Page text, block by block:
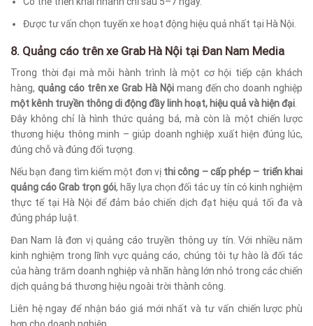
Được tư vấn chọn tuyến xe hoạt động hiệu quả nhất tại Hà Nội.
8. Quảng cáo trên xe Grab Hà Nội tại Đan Nam Media
Trong thời đại mà mỗi hành trình là một cơ hội tiếp cận khách
hàng, quảng cáo trên xe Grab Hà Nộimang đến cho doanh nghiệp
một kênh truyền thông di động đầy linh hoạt, hiệu quả và hiện đại
Đây không chỉ là hình thức quảng bá, mà còn là một chiến lược
thương hiệu thông minh – giúp doanh nghiệp xuất hiện đúng lúc,
đúng chỗ và đúng đối tượng.
Nếu bạn đang tìm kiếm một đơn vị thi công – cấp phép – triển khai
quảng cáo Grab trọn gói, hãy lựa chọn đối tác uy tín có kinh nghiệm
thực tế tại Hà Nội để đảm bảo chiến dịch đạt hiệu quả tối đa và
đúng pháp luật.
Đan Nam là đơn vị quảng cáo truyền thông uy tín. Với nhiều năm
kinh nghiệm trong lĩnh vực quảng cáo, chúng tôi tự hào là đối tác
của hàng trăm doanh nghiệp và nhãn hàng lớn nhỏ trong các chiến
dịch quảng bá thương hiệu ngoài trời thành công.
Liên hệ ngay để nhận báo giá mới nhất và tư vấn chiến lược phù
hợp cho doanh nghiệp.